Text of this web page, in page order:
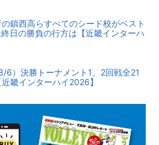
鎮西高らすべてのシード校がベスト
日の勝負の行方は【近畿インターハ
6）決勝トーナメント1、2回戦全21
畿インターハイ2026】